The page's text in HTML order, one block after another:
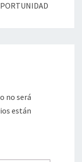
no será
están